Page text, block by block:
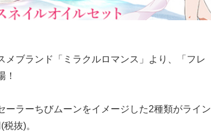
メブランド「ミラクルロマンス」より、「フレ
！
ーラーちびムーンをイメージした2種類がライン
抜)。